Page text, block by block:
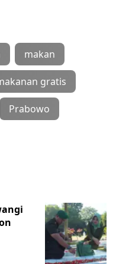
makan
gratis
Prabowo